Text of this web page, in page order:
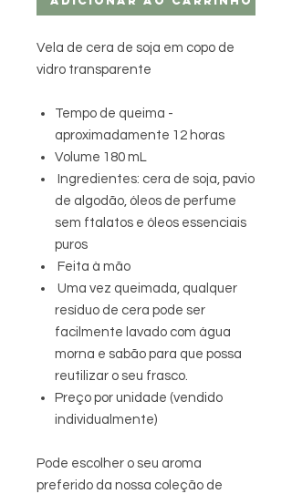
Vela de cera de soja em copo de
vidro transparente
Tempo de queima -
aproximadamente 12 horas
Volume 180 mL
Ingredientes: cera de soja, pavio
de algodão, óleos de perfume
sem ftalatos e óleos essenciais
puros
Feita à mão
Uma vez queimada, qualquer
resíduo de cera pode ser
facilmente lavado com água
morna e sabão para que possa
reutilizar o seu frasco.
Preço por unidade (vendido
individualmente)
Pode escolher o seu aroma
preferido da nossa coleção de